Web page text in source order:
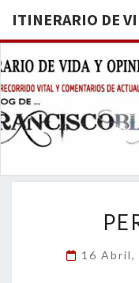
ITINERARIO DE
16